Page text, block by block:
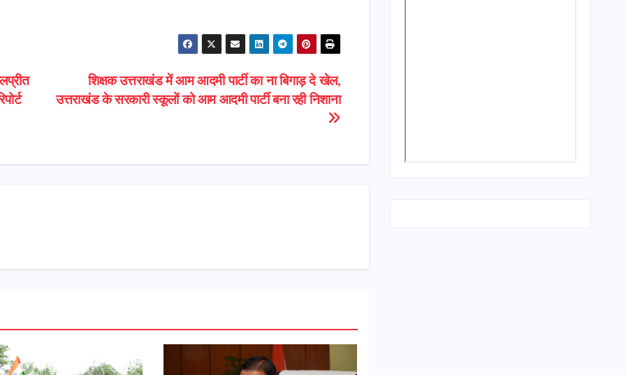
शिक्षक उत्तराखंड में आम आदमी पार्टी का ना बिगाड़ दे खेल,
उत्तराखंड के सरकारी स्कूलों को आम आदमी पार्टी बना रही निशाना